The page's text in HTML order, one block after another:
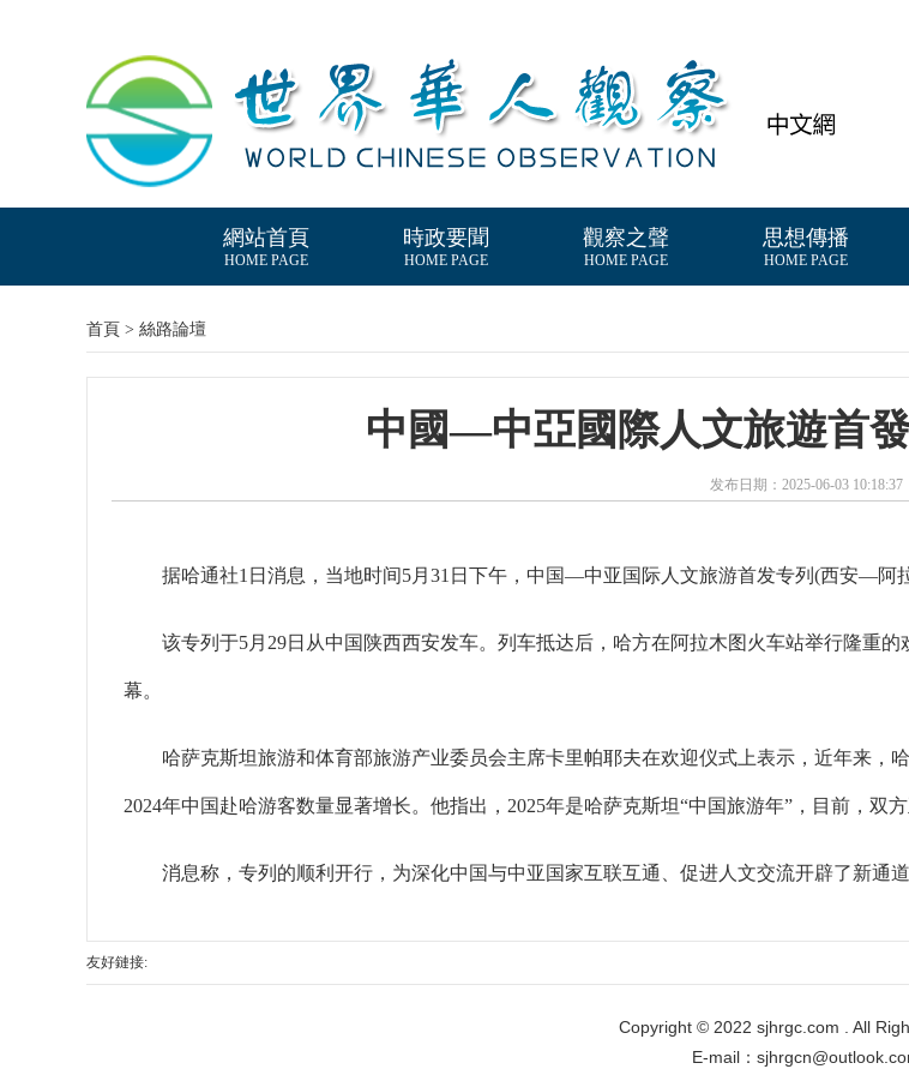
網站首頁
HOME PAGE
時政要聞
HOME PAGE
觀察之聲
HOME PAGE
思想傳播
HOME PAGE
首頁 > 絲路論壇
中國—中亞國際人文旅遊首
发布日期：2025-06-03 10:18:37
据哈通社1日消息，当地时间5月31日下午，中国—中亚国际人文旅游首发专列(西安—阿拉
该专列于5月29日从中国陕西西安发车。列车抵达后，哈方在阿拉木图火车站举行隆重
幕。
哈萨克斯坦旅游和体育部旅游产业委员会主席卡里帕耶夫在欢迎仪式上表示，近年来，
2024年中国赴哈游客数量显著增长。他指出，2025年是哈萨克斯坦“中国旅游年”，目前，双
消息称，专列的顺利开行，为深化中国与中亚国家互联互通、促进人文交流开辟了新通道
友好鏈接:
Copyright © 2022 sjhrgc.com . All
E-mail：